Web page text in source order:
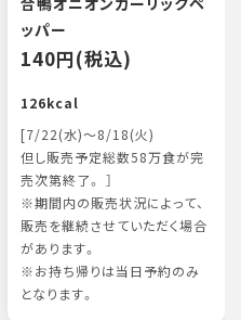
ッパー
140円(税込)
126kcal
[7/22(水)～8/18(火)
但し販売予定総数58万食が完
売次第終了。 ］
※期間内の販売状況によって、
販売を継続させていただく場合
があります。
※お持ち帰りは当日予約のみ
となります。